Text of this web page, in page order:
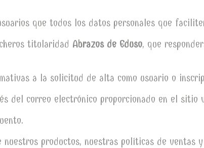
que todos los datos personales que
titularidad Abrazos de Eduso, que
a la solicitud de alta como usuario o
del correo electrónico proporcionado en el
nuestros productos, nuestras políticas de